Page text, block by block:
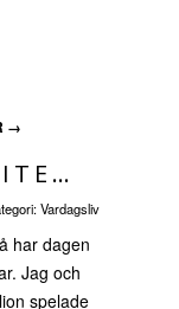
→
Vardagsliv
har dagen
Jag och
spelade